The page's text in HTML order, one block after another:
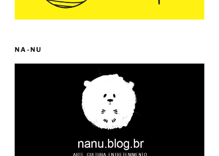
NA-NU